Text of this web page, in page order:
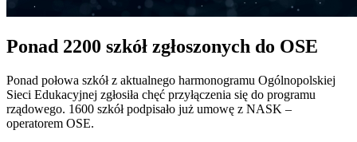
Ponad 2200 szkół zgłoszonych do OSE
Ponad połowa szkół z aktualnego harmonogramu Ogólnopolskiej
Sieci Edukacyjnej zgłosiła chęć przyłączenia się do programu
rządowego. 1600 szkół podpisało już umowę z NASK –
operatorem OSE.